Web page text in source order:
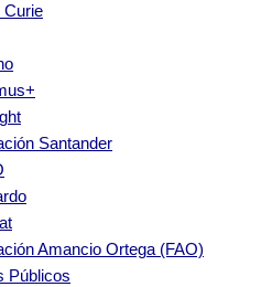
Curie
Santander
Amancio Ortega (FAO)
Públicos